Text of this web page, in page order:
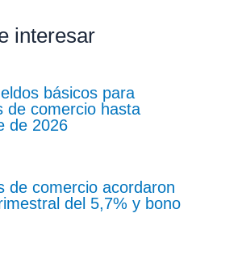
interesar
básicos para
de comercio hasta
de 2026
de comercio acordaron
del 5,7% y bono